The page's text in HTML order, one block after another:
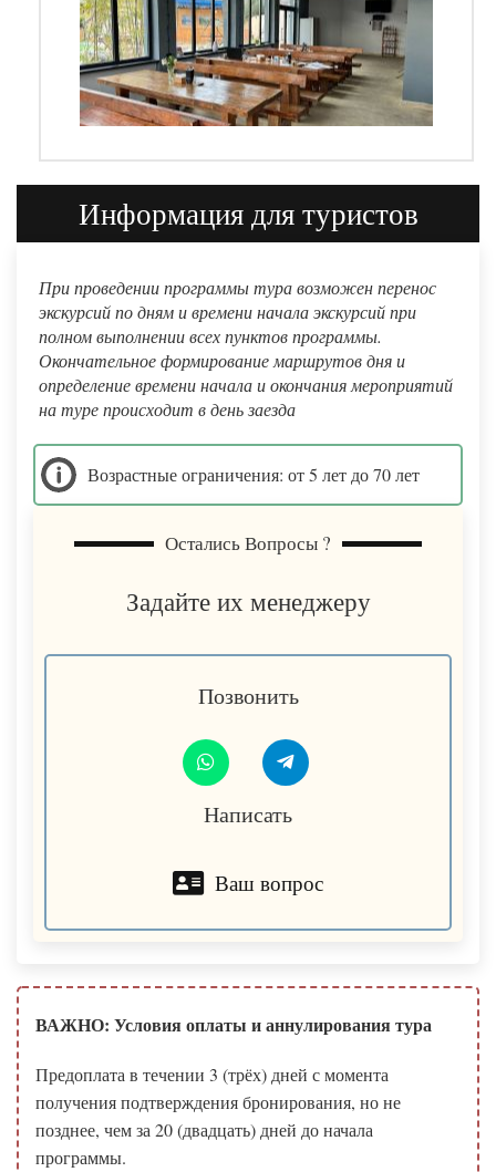
Информация для туристов
При проведении программы тура возможен перенос
экскурсий по дням и времени начала экскурсий при
полном выполнении всех пунктов программы.
Окончательное формирование маршрутов дня и
определение времени начала и окончания мероприятий
на туре происходит в день заезда
Возрастные ограничения: от 5 лет до 70 лет
Остались Вопросы ?
Задайте их менеджеру
Позвонить
Написать
Ваш вопрос
ВАЖНО: Условия оплаты и аннулирования тура
Предоплата в течении 3 (трёх) дней с момента
получения подтверждения бронирования, но не
позднее, чем за 20 (двадцать) дней до начала
программы.